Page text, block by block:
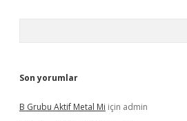
Son yorumlar
B Grubu Aktif Metal Mi için admin